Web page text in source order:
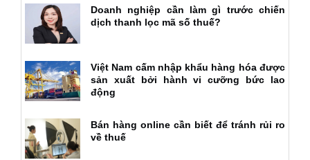
Doanh nghiệp cần làm gì trước chiến
dịch thanh lọc mã số thuế?
Việt Nam cấm nhập khẩu hàng hóa được
sản xuất bởi hành vi cưỡng bức lao
động
Bán hàng online cần biết để tránh rủi ro
về thuế